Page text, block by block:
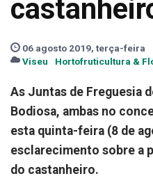
06 agosto 2019, terça-feira
Viseu
Hortofruticultura &
As Juntas de Freguesia
Bodiosa, ambas no
esta quinta-feira (8 de
esclarecimento sobre a
do castanheiro.